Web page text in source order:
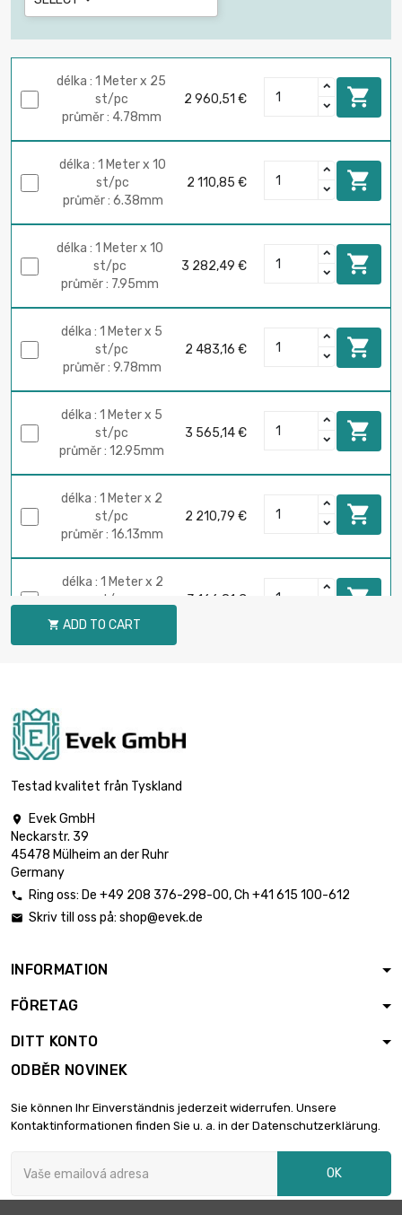
délka : 1 Meter x 25
st/pc
průměr : 4.78mm
2 960,51 € 
délka : 1 Meter x 10
st/pc
průměr : 6.38mm
2 110,85 € 
délka : 1 Meter x 10
st/pc
průměr : 7.95mm
3 282,49 € 
délka : 1 Meter x 5
st/pc
průměr : 9.78mm
2 483,16 € 
délka : 1 Meter x 5
st/pc
průměr : 12.95mm
3 565,14 € 
délka : 1 Meter x 2
st/pc
průměr : 16.13mm
2 210,79 € 
délka : 1 Meter x 2
st/pc
průměr : 19.3mm
3 166,81 € 
délka : 1 Meter
průměr :
délka : 0.5 Meter
délka : 0.75 Meter
průměr : 38.35mm
1 875,14 €
délka : 0.4 Meter
38.35mm
 ADD TO CART
Testad kvalitet från Tyskland

Evek GmbH
Neckarstr. 39
45478 Mülheim an der Ruhr
Germany
 Ring oss: De +49 208 376-298-00, Ch +41 615 100-612
 Skriv till oss på: shop@evek.de
INFORMATION
FÖRETAG
DITT KONTO
ODBĚR NOVINEK
Sie können Ihr Einverständnis jederzeit widerrufen. Unsere
Kontaktinformationen finden Sie u. a. in der Datenschutzerklärung.
OK